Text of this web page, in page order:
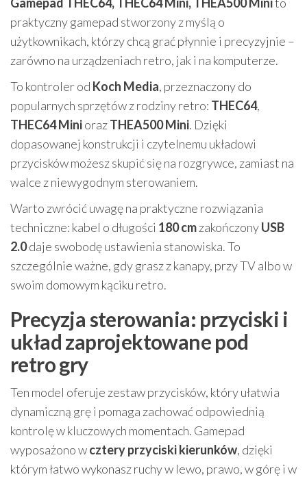
praktyczny gamepad stworzony z myślą o
użytkownikach, którzy chcą grać płynnie i precyzyjnie –
zarówno na urządzeniach retro, jak i na komputerze.
To kontroler od Koch Media, przeznaczony do
popularnych sprzętów z rodziny retro: THEC64,
THEC64 MiniorazTHEA500 Mini. Dzięki
dopasowanej konstrukcji i czytelnemu układowi
przycisków możesz skupić się na rozgrywce, zamiast na
walce z niewygodnym sterowaniem.
Warto zwrócić uwagę na praktyczne rozwiązania
techniczne: kabel o długości 180 cmzakończonyUSB
2.0daje swobodę ustawienia stanowiska. To
szczególnie ważne, gdy grasz z kanapy, przy TV albo w
swoim domowym kąciku retro.
Precyzja sterowania: przyciski i
układ zaprojektowane pod
retro gry
Ten model oferuje zestaw przycisków, który ułatwia
dynamiczną grę i pomaga zachować odpowiednią
kontrolę w kluczowych momentach. Gamepad
wyposażono wcztery przyciski kierunków, dzięki
którym łatwo wykonasz ruchy w lewo, prawo, w górę i w